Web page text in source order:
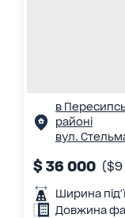
в
районі
вул.
$ 36 000
Ширина
Довжина